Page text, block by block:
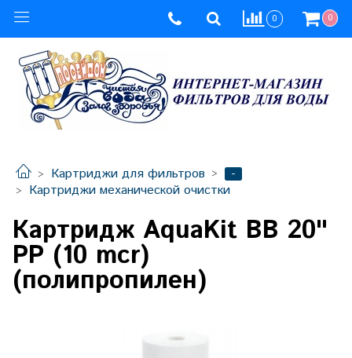
0 0
Картриджи для фильтров
-
Картриджи механической очистки
Картридж AquaKit BB 20"
PP (10 mcr)
(полипропилен)